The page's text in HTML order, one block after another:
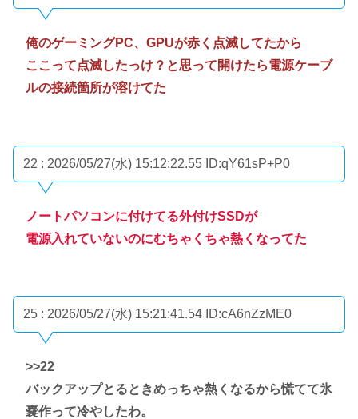
俺のゲーミングPC、GPUが赤く点滅してたから
ここって点滅したっけ？と思って開けたら電源ケーブ
ルの接続箇所が溶けてた
22 : 2026/05/27(水) 15:12:22.55 ID:qY61sP+P0
ノートパソコンに付けてる外付けSSDが
電源入れていないのにむちゃくちゃ熱くなってた
25 : 2026/05/27(水) 15:21:41.54 ID:cA6nZzME0
>>22
バックアップとるときめっちゃ熱くなるから慌てて氷
嚢作って冷やしたわ。